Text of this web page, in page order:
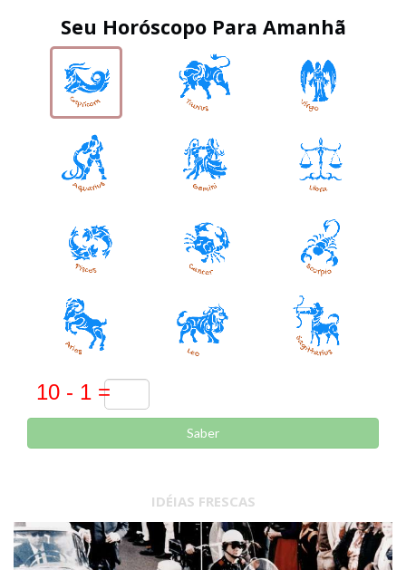
Seu Horóscopo Para Amanhã
Saber
IDÉIAS FRESCAS